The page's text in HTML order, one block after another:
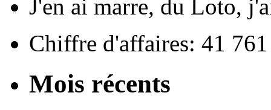
J'en ai marre, du Loto,
Chiffre d'affaires: 41
Mois récents